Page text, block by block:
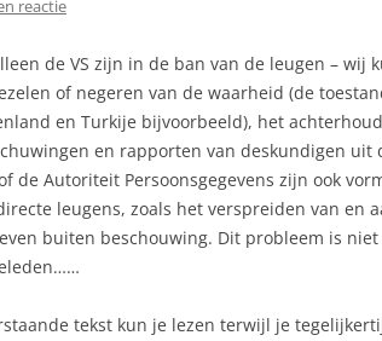
reactie
de VS zijn in de ban van de leugen – wij
of negeren van de waarheid (de
en Turkije bijvoorbeeld), het
en rapporten van deskundigen uit
de Autoriteit Persoonsgegevens zijn ook
leugens, zoals het verspreiden van en
buiten beschouwing. Dit probleem is
tekst kun je lezen terwijl je